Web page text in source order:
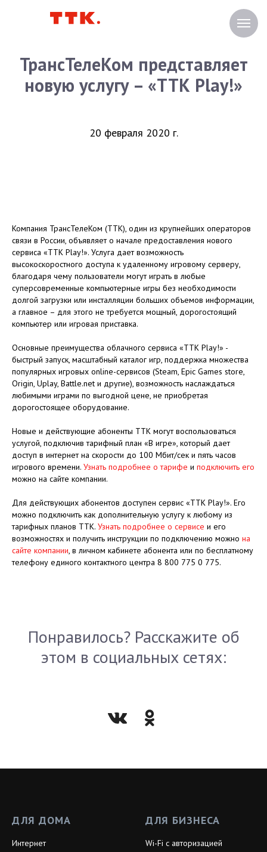
ТрансТелеКом представляет
новую услугу – «ТТК Play!»
20 февраля 2020 г.
Компания ТрансТелеКом (ТТК), один из крупнейших операторов
связи в России, объявляет о начале предоставления нового
сервиса «ТТК Play!». Услуга дает возможность
высокоскоростного доступа к удаленному игровому серверу,
благодаря чему пользователи могут играть в любые
суперсовременные компьютерные игры без необходимости
долгой загрузки или инсталляции больших объемов информации,
а главное – для этого не требуется мощный, дорогостоящий
компьютер или игровая приставка.
Основные преимущества облачного сервиса «ТТК Play!» -
быстрый запуск, масштабный каталог игр, поддержка множества
популярных игровых online-сервисов (Steam, Epic Games store,
Origin, Uplay, Battle.net и другие), возможность наслаждаться
любимыми играми по выгодной цене, не приобретая
дорогостоящее оборудование.
Новые и действующие абоненты ТТК могут воспользоваться
услугой, подключив тарифный план «В игре», который дает
доступ в интернет на скорости до 100 Мбит/сек и пять часов
игрового времени. Узнать подробнее о тарифе и подключить его
можно на сайте компании.
Для действующих абонентов доступен сервис «ТТК Play!». Его
можно подключить как дополнительную услугу к любому из
тарифных планов ТТК. Узнать подробнее о сервисе и его
возможностях и получить инструкции по подключению можно на
сайте компании, в личном кабинете абонента или по бесплатному
телефону единого контактного центра 8 800 775 0 775.
Понравилось? Расскажите об
этом в социальных сетях:
ДЛЯ ДОМА
Интернет
ДЛЯ БИЗНЕСА
Wi-Fi с авторизацией